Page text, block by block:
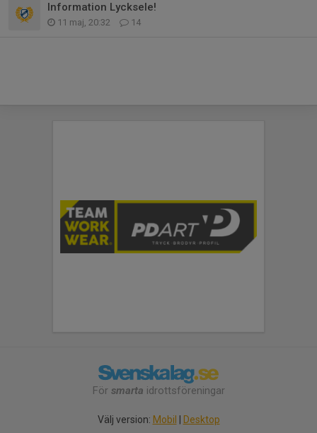
Information Lycksele!
11 maj, 20:32 14
För smarta idrottsföreningar
Välj version: Mobil Desktop